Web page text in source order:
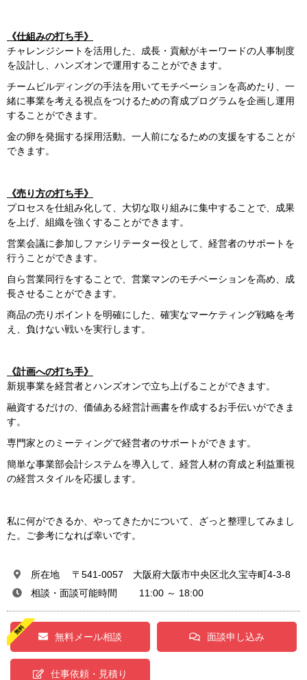
《仕組みの打ち手》
チャレンジシートを活用した、成長・貢献がキーワードの人事制度
を設計し、ハンズオンで運用することができます。
チームビルディングの手法を用いてモチベーションを高めたり、一
緒に事業を考える視点をつけるための育成プログラムを企画し運用
することができます。
金の卵を発掘する採用活動。一人前になるための支援をすることが
できます。
《売り方の打ち手》
プロセスを仕組み化して、大切な取り組みに集中することで、成果
を上げ、組織を強くすることができます。
営業会議に参加しファシリテーター役として、経営者のサポートを
行うことができます。
自ら営業同行をすることで、営業マンのモチベーションを高め、成
長させることができます。
商品の売りポイントを明確にした、確実なマーケティング戦略を考
え、負けない戦いを実行します。
《計画への打ち手》
新規事業を経営者とハンズオンで立ち上げることができます。
融資するだけの、価値ある経営計画書を作成するお手伝いができま
す。
専門家とのミーティングで経営者のサポートができます。
簡単な事業部会計システムを導入して、経営人材の育成と利益重視
の経営スタイルを応援します。
私に何ができるか、やってきたかについて、ざっと整理してみまし
た。ご参考になれば幸いです。
所在地 〒541-0057 大阪府大阪市中央区北久宝寺町4-3-8
相談・面談可能時間 11:00 ～ 18:00
無料メール相談 面談申し込み
仕事依頼・見積り